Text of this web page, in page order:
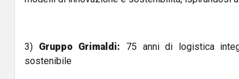
3) Gruppo Grimaldi: 75 anni di logistica
sostenibile